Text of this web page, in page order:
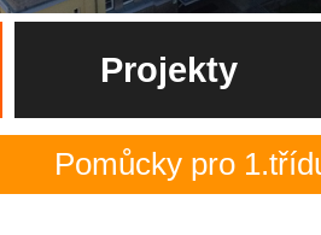
Projekty
pro 1.třídu (Pro